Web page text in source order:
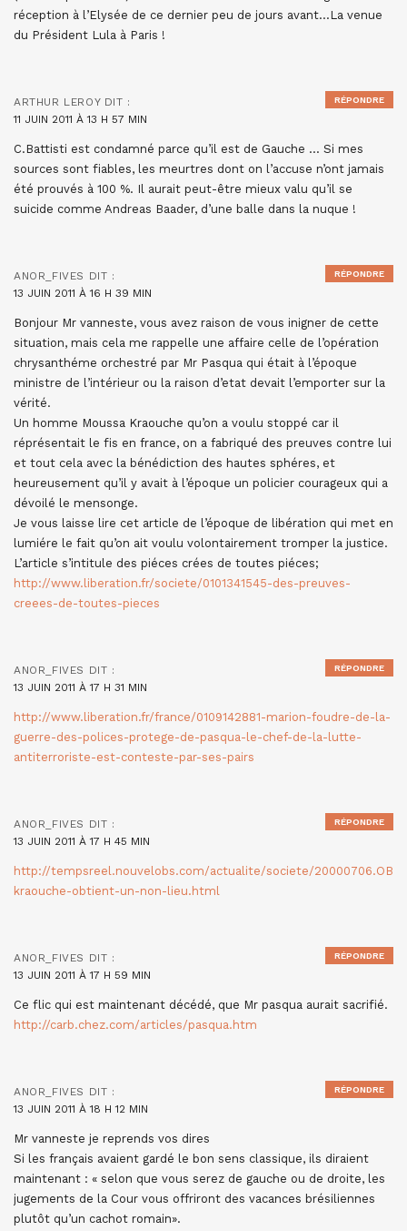
réception à l’Elysée de ce dernier peu de jours avant…La venue
du Président Lula à Paris !
ARTHUR LEROY DIT :
11 JUIN 2011 À 13 H 57 MIN
C.Battisti est condamné parce qu’il est de Gauche … Si mes
sources sont fiables, les meurtres dont on l’accuse n’ont jamais
été prouvés à 100 %. Il aurait peut-être mieux valu qu’il se
suicide comme Andreas Baader, d’une balle dans la nuque !
RÉPONDRE
ANOR_FIVES DIT :
13 JUIN 2011 À 16 H 39 MIN
Bonjour Mr vanneste, vous avez raison de vous inigner de cette
situation, mais cela me rappelle une affaire celle de l’opération
chrysanthéme orchestré par Mr Pasqua qui était à l’époque
ministre de l’intérieur ou la raison d’etat devait l’emporter sur la
vérité.
Un homme Moussa Kraouche qu’on a voulu stoppé car il
réprésentait le fis en france, on a fabriqué des preuves contre lui
et tout cela avec la bénédiction des hautes sphéres, et
heureusement qu’il y avait à l’époque un policier courageux qui a
dévoilé le mensonge.
Je vous laisse lire cet article de l’époque de libération qui met en
lumiére le fait qu’on ait voulu volontairement tromper la justice.
L’article s’intitule des piéces crées de toutes piéces;
http://www.liberation.fr/societe/0101341545-des-preuves-
creees-de-toutes-pieces
RÉPONDRE
ANOR_FIVES DIT :
13 JUIN 2011 À 17 H 31 MIN
http://www.liberation.fr/france/0109142881-marion-foudre-de-la-
guerre-des-polices-protege-de-pasqua-le-chef-de-la-lutte-
antiterroriste-est-conteste-par-ses-pairs
RÉPONDRE
ANOR_FIVES DIT :
13 JUIN 2011 À 17 H 45 MIN
http://tempsreel.nouvelobs.com/actualite/societe/
kraouche-obtient-un-non-lieu.html
RÉPONDRE
ANOR_FIVES DIT :
13 JUIN 2011 À 17 H 59 MIN
Ce flic qui est maintenant décédé, que Mr pasqua aurait sacrifié.
http://carb.chez.com/articles/pasqua.htm
RÉPONDRE
ANOR_FIVES DIT :
13 JUIN 2011 À 18 H 12 MIN
Mr vanneste je reprends vos dires
Si les français avaient gardé le bon sens classique, ils diraient
maintenant : « selon que vous serez de gauche ou de droite, les
jugements de la Cour vous offriront des vacances brésiliennes
plutôt qu’un cachot romain».
RÉPONDRE